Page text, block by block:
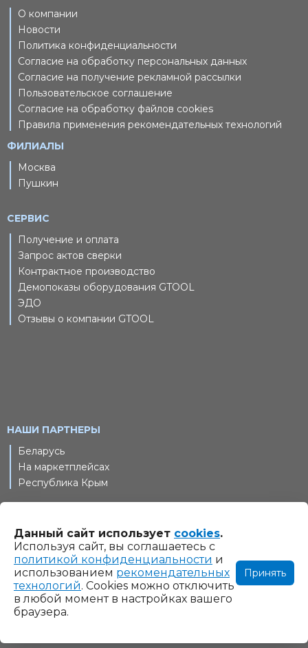
О компании
Новости
Политика конфиденциальности
Согласие на обработку персональных данных
Согласие на получение рекламной рассылки
Пользовательское соглашение
Согласие на обработку файлов cookies
Правила применения рекомендательных технологий
ФИЛИАЛЫ
Москва
Пушкин
СЕРВИС
Получение и оплата
Запрос актов сверки
Контрактное производство
Демопоказы оборудования GTOOL
ЭДО
Отзывы о компании GTOOL
НАШИ ПАРТНЕРЫ
Беларусь
На маркетплейсах
Республика Крым
© 2011-2026 Шлифовальные технологии, ООО. Все права
защищены
Информация на сайте www.gtool.ru не является
публичной офертой. Указанные на сайте www.gtool.ru
цены являются ориентировочными и могут быть изменены
Данный сайт использует cookies.
Используя сайт, вы соглашаетесь с
политикой конфиденциальности и
использованием рекомендательных
технологий. Cookies можно отключить
в любой момент в настройках вашего
браузера.
Принять